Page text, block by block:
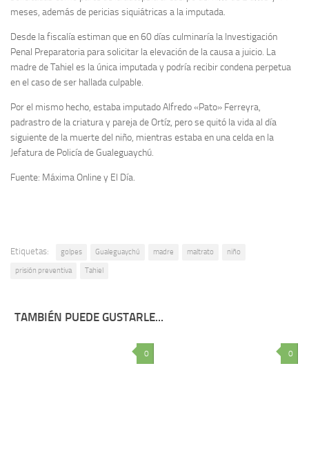
meses, además de pericias siquiátricas a la imputada.
Desde la fiscalía estiman que en 60 días culminaría la Investigación
Penal Preparatoria para solicitar la elevación de la causa a juicio. La
madre de Tahiel es la única imputada y podría recibir condena perpetua
en el caso de ser hallada culpable.
Por el mismo hecho, estaba imputado Alfredo «Pato» Ferreyra,
padrastro de la criatura y pareja de Ortíz, pero se quitó la vida al día
siguiente de la muerte del niño, mientras estaba en una celda en la
Jefatura de Policía de Gualeguaychú.
Fuente: Máxima Online y El Día.
Etiquetas: golpes Gualeguaychú madre maltrato niño
prisión preventiva Tahiel
TAMBIÉN PUEDE GUSTARLE...
0 0